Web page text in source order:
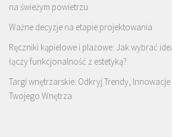
na świeżym powietrzu
Ważne decyzje na etapie projektowania
Ręczniki kąpielowe i plażowe: Jak wybrać
łączy funkcjonalność z estetyką?
Targi wnętrzarskie: Odkryj Trendy,
Twojego Wnętrza